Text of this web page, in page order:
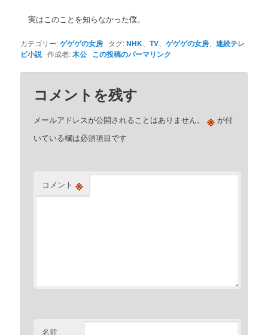
実はこのことを知らなかった僕。
カテゴリー:ゲゲゲの女房 タグ:NHK 、TV 、ゲゲゲの女房 、連続テレ
ビ小説 作成者:木公 この投稿のパーマリンク
コメントを残す
メールアドレスが公開されることはありません。 ※ が付
いている欄は必須項目です
コメント ※
名前